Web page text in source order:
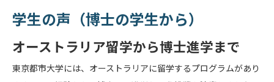
学生の声（博士の学生から）
オーストラリア留学から博士進学まで
東京都市大学には、オーストラリアに留学するプログラムがあり